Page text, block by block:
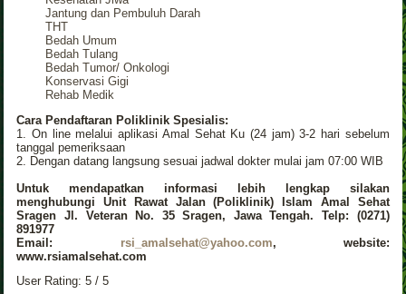
Jantung dan Pembuluh Darah
THT
Bedah Umum
Bedah Tulang
Bedah Tumor/ Onkologi
Konservasi Gigi
Rehab Medik
Cara Pendaftaran Poliklinik Spesialis:
1. On line melalui aplikasi Amal Sehat Ku (24 jam) 3-2 hari sebelum
tanggal pemeriksaan
2. Dengan datang langsung sesuai jadwal dokter mulai jam 07:00 WIB
Untuk mendapatkan informasi lebih lengkap silakan
menghubungi Unit Rawat Jalan (Poliklinik) Islam Amal Sehat
Sragen Jl. Veteran No. 35 Sragen, Jawa Tengah. Telp: (0271)
891977
Email: rsi_amalsehat@yahoo.com, website:
www.rsiamalsehat.com
User Rating:5 /5